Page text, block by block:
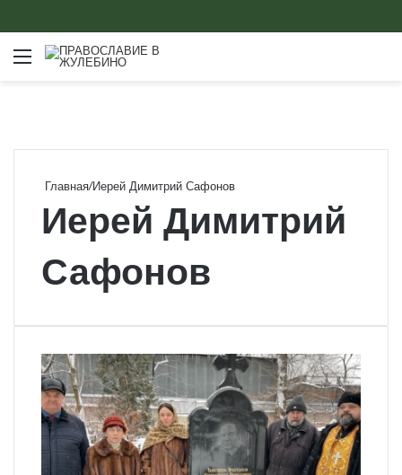
Меню
Главная/Иерей Димитрий Сафонов
Иерей Димитрий
Сафонов